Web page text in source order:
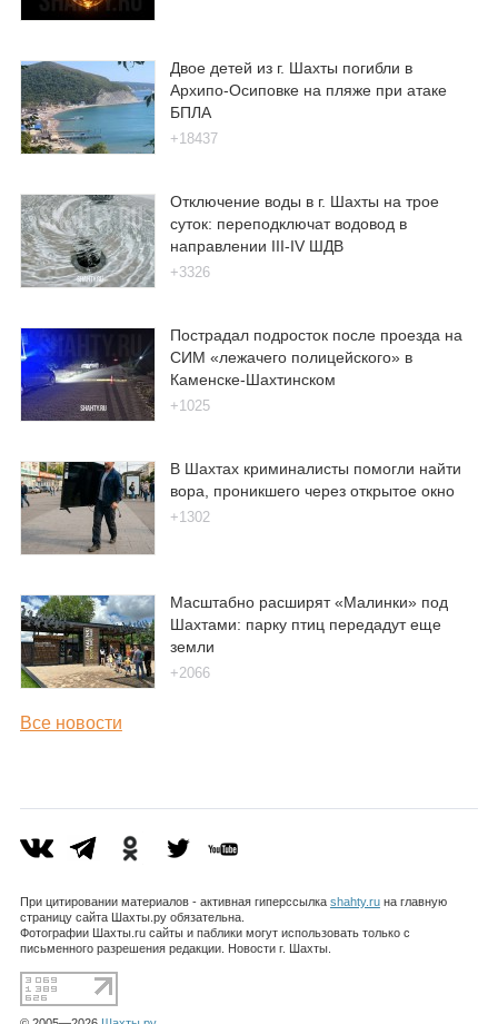
Двое детей из г. Шахты погибли в
Архипо-Осиповке на пляже при атаке
БПЛА
+18437
Отключение воды в г. Шахты на трое
суток: переподключат водовод в
направлении III-IV ШДВ
+3326
Пострадал подросток после проезда на
СИМ «лежачего полицейского» в
Каменске-Шахтинском
+1025
В Шахтах криминалисты помогли найти
вора, проникшего через открытое окно
+1302
Масштабно расширят «Малинки» под
Шахтами: парку птиц передадут еще
земли
+2066
Все новости
При цитировании материалов - активная гиперссылка shahty.ruна главную
страницу сайта Шахты.ру обязательна.
Фотографии Шахты.ru сайты и паблики могут использовать только с
письменного разрешения редакции. Новости г. Шахты.